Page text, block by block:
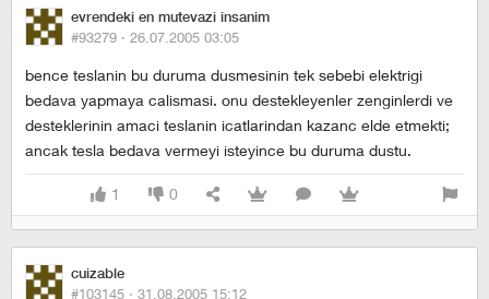
evrendeki en mutevazi insanim
#93279 · 26.07.2005 03:05
bence teslanin bu duruma dusmesinin tek sebebi elektrigi
bedava yapmaya calismasi. onu destekleyenler zenginlerdi ve
desteklerinin amaci teslanin icatlarindan kazanc elde etmekti;
ancak tesla bedava vermeyi isteyince bu duruma dustu.
1 0
cuizable
#103145 · 31.08.2005 15:12